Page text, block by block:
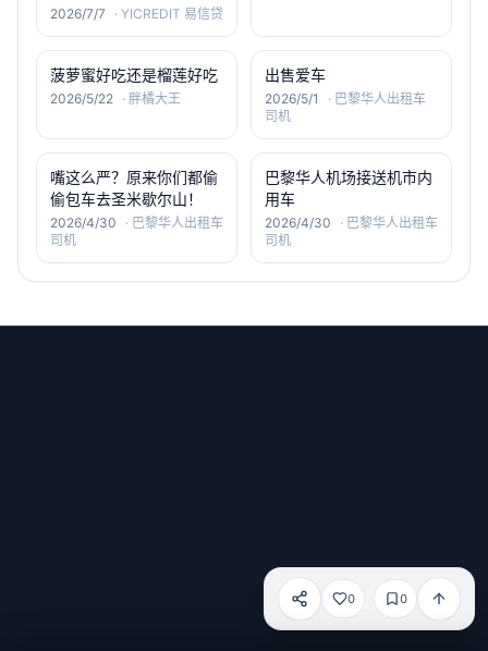
分享 0 0
2026/7/7 · YICREDIT 易信贷
菠萝蜜好吃还是榴莲好吃
2026/5/22 · 胖橘大王
出售爱车
2026/5/1 · 巴黎华人出租车
司机
嘴这么严？原来你们都偷
偷包车去圣米歇尔山！
2026/4/30 · 巴黎华人出租车
司机
巴黎华人机场接送机市内
用车
2026/4/30 · 巴黎华人出租车
司机
haotian.xue@dandelion-intl.com
+33 (0)767387396